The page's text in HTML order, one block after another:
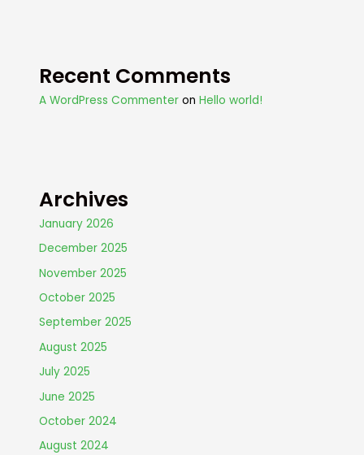
Recent Comments
A WordPress Commenter onHello world!
Archives
January 2026
December 2025
November 2025
October 2025
September 2025
August 2025
July 2025
June 2025
October 2024
August 2024